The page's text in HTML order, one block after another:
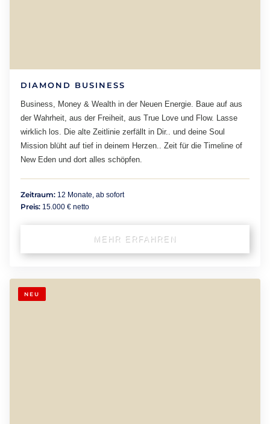
DIAMOND BUSINESS
Business, Money & Wealth in der Neuen Energie. Baue auf aus
der Wahrheit, aus der Freiheit, aus True Love und Flow. Lasse
wirklich los. Die alte Zeitlinie zerfällt in Dir.. und deine Soul
Mission blüht auf tief in deinem Herzen.. Zeit für die Timeline of
New Eden und dort alles schöpfen.
Zeitraum: 12 Monate, ab sofort
Preis: 15.000 € netto
MEHR ERFAHREN
NEU